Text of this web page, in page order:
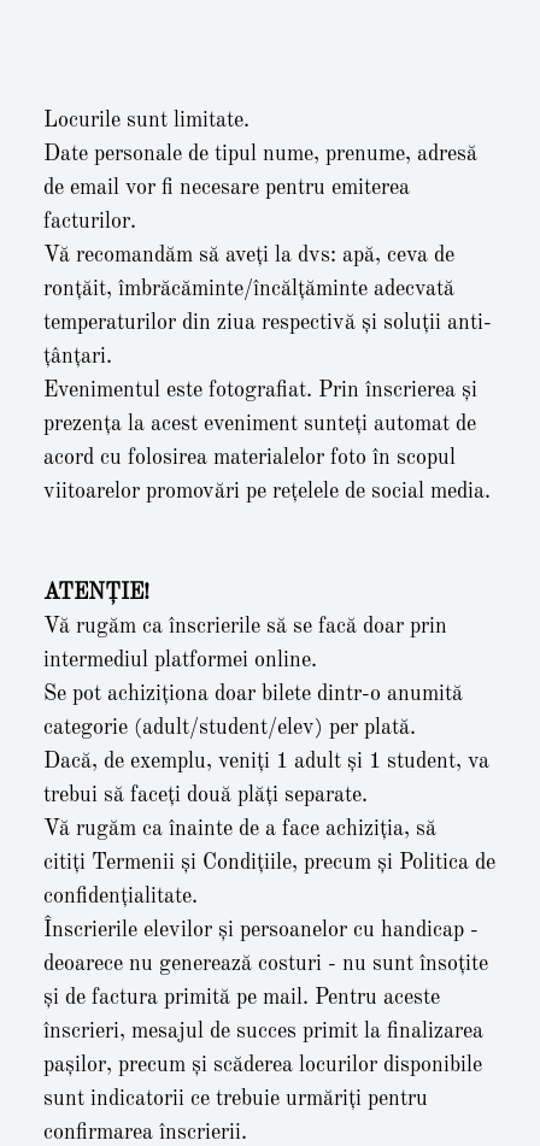
Locurile sunt limitate.
Date personale de tipul nume, prenume, adresă
de email vor fi necesare pentru emiterea
facturilor.
Vă recomandăm să aveți la dvs: apă, ceva de
ronțăit, îmbrăcăminte/încălțăminte adecvată
temperaturilor din ziua respectivă și soluții anti-
țânțari.
Evenimentul este fotografiat. Prin înscrierea și
prezența la acest eveniment sunteți automat de
acord cu folosirea materialelor foto în scopul
viitoarelor promovări pe rețelele de social media.
ATENȚIE!
Vă rugăm ca înscrierile să se facă doar prin
intermediul platformei online.
Se pot achiziționa doar bilete dintr-o anumită
categorie (adult/student/elev) per plată.
Dacă, de exemplu, veniți 1 adult și 1 student, va
trebui să faceți două plăți separate.
Vă rugăm ca înainte de a face achiziția, să
citiți Termenii și Condițiile, precum și Politica de
confidențialitate.
Înscrierile elevilor și persoanelor cu handicap -
deoarece nu generează costuri - nu sunt însoțite
și de factura primită pe mail. Pentru aceste
înscrieri, mesajul de succes primit la finalizarea
pașilor, precum și scăderea locurilor disponibile
sunt indicatorii ce trebuie urmăriți pentru
confirmarea înscrierii.